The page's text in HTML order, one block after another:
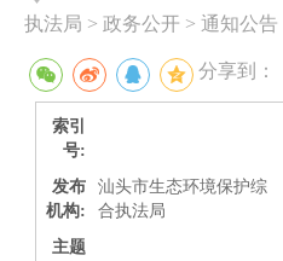
执法局 > 政务公开 > 通知公告
分享到：
索引
号:
发布
机构:
汕头市生态环境保护综
合执法局
主题